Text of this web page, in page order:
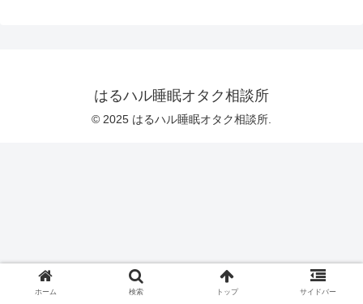
はるハル睡眠オタク相談所
© 2025 はるハル睡眠オタク相談所.
ホーム 検索 トップ サイドバー